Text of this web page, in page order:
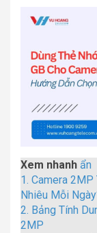
Xem nhanh ẩn
1. Camera 2MP
Nhiêu Mỗi
2. Bảng Tính
2MP